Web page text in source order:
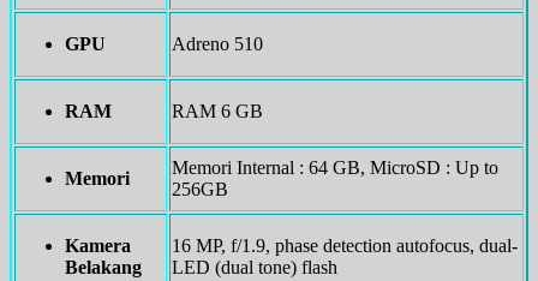
GPU Adreno 510
RAM RAM 6 GB
Memori
Memori Internal : 64 GB, MicroSD : Up to
256GB
Kamera
Belakang
16 MP, f/1.9, phase detection autofocus, dual-
LED (dual tone) flash